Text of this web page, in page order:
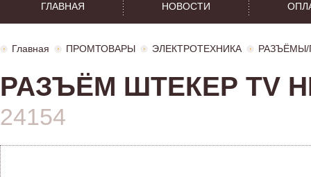
ГЛАВНАЯ НОВОСТИ
Главная ПРОМТОВАРЫ ЭЛЕКТРОТЕХНИКА
РАЗЪЁМ ШТЕКЕР TV
24154